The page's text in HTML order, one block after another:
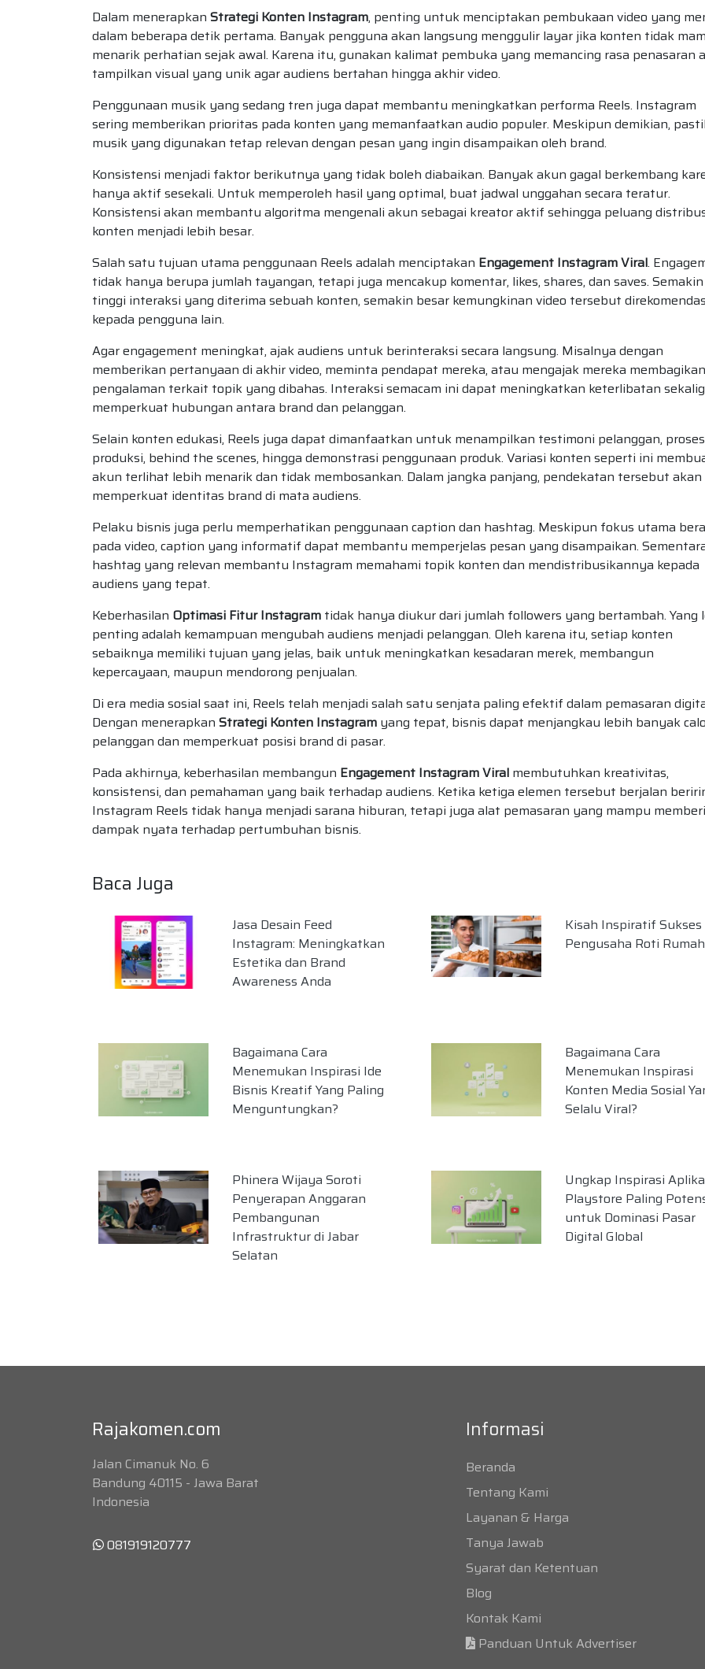
Dalam menerapkan Strategi Konten Instagram, penting untuk menciptakan pembukaan video yang
dalam beberapa detik pertama. Banyak pengguna akan langsung menggulir layar jika konten tidak
menarik perhatian sejak awal. Karena itu, gunakan kalimat pembuka yang memancing rasa penasaran
tampilkan visual yang unik agar audiens bertahan hingga akhir video.
Penggunaan musik yang sedang tren juga dapat membantu meningkatkan performa Reels. Instagram
sering memberikan prioritas pada konten yang memanfaatkan audio populer. Meskipun demikian,
musik yang digunakan tetap relevan dengan pesan yang ingin disampaikan oleh brand.
Konsistensi menjadi faktor berikutnya yang tidak boleh diabaikan. Banyak akun gagal berkembang
hanya aktif sesekali. Untuk memperoleh hasil yang optimal, buat jadwal unggahan secara teratur.
Konsistensi akan membantu algoritma mengenali akun sebagai kreator aktif sehingga peluang
konten menjadi lebih besar.
Salah satu tujuan utama penggunaan Reels adalah menciptakan Engagement Instagram Viral.
tidak hanya berupa jumlah tayangan, tetapi juga mencakup komentar, likes, shares, dan saves. Semakin
tinggi interaksi yang diterima sebuah konten, semakin besar kemungkinan video tersebut
kepada pengguna lain.
Agar engagement meningkat, ajak audiens untuk berinteraksi secara langsung. Misalnya dengan
memberikan pertanyaan di akhir video, meminta pendapat mereka, atau mengajak mereka membagikan
pengalaman terkait topik yang dibahas. Interaksi semacam ini dapat meningkatkan keterlibatan
memperkuat hubungan antara brand dan pelanggan.
Selain konten edukasi, Reels juga dapat dimanfaatkan untuk menampilkan testimoni pelanggan, proses
produksi, behind the scenes, hingga demonstrasi penggunaan produk. Variasi konten seperti ini
akun terlihat lebih menarik dan tidak membosankan. Dalam jangka panjang, pendekatan tersebut akan
memperkuat identitas brand di mata audiens.
Pelaku bisnis juga perlu memperhatikan penggunaan caption dan hashtag. Meskipun fokus utama
pada video, caption yang informatif dapat membantu memperjelas pesan yang disampaikan.
hashtag yang relevan membantu Instagram memahami topik konten dan mendistribusikannya kepada
audiens yang tepat.
Keberhasilan Optimasi Fitur Instagram tidak hanya diukur dari jumlah followers yang bertambah. Yang
penting adalah kemampuan mengubah audiens menjadi pelanggan. Oleh karena itu, setiap konten
sebaiknya memiliki tujuan yang jelas, baik untuk meningkatkan kesadaran merek, membangun
kepercayaan, maupun mendorong penjualan.
Di era media sosial saat ini, Reels telah menjadi salah satu senjata paling efektif dalam pemasaran
Dengan menerapkan Strategi Konten Instagram yang tepat, bisnis dapat menjangkau lebih banyak
pelanggan dan memperkuat posisi brand di pasar.
Pada akhirnya, keberhasilan membangun Engagement Instagram Viral membutuhkan kreativitas,
konsistensi, dan pemahaman yang baik terhadap audiens. Ketika ketiga elemen tersebut berjalan
Instagram Reels tidak hanya menjadi sarana hiburan, tetapi juga alat pemasaran yang mampu
dampak nyata terhadap pertumbuhan bisnis.
Baca Juga
Jasa Desain Feed
Instagram: Meningkatkan
Estetika dan Brand
Awareness Anda
Kisah Inspiratif Sukses
Pengusaha Roti
Bagaimana Cara
Menemukan Inspirasi Ide
Bisnis Kreatif Yang Paling
Menguntungkan?
Bagaimana Cara
Menemukan Inspirasi
Konten Media Sosial
Selalu Viral?
Phinera Wijaya Soroti
Penyerapan Anggaran
Pembangunan
Infrastruktur di Jabar
Selatan
Ungkap Inspirasi
Playstore Paling
untuk Dominasi Pasar
Digital Global
Rajakomen.com
Jalan Cimanuk No. 6
Bandung 40115 - Jawa Barat
Indonesia
081919120777
Informasi
Beranda
Tentang Kami
Layanan & Harga
Tanya Jawab
Syarat dan Ketentuan
Blog
Kontak Kami
Panduan Untuk Advertiser